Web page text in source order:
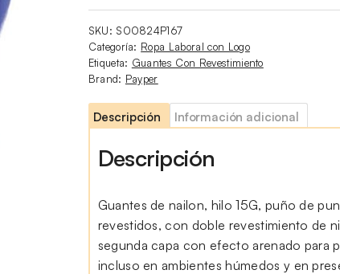
SKU: S00824P167
Categoría: Ropa Laboral con Logo
Etiqueta: Guantes Con Revestimiento
Brand: Payper
Descripción Información adicional
Descripción
Guantes de nailon, hilo 15G, puño de
revestidos, con doble revestimiento de
segunda capa con efecto arenado para
incluso en ambientes húmedos y en